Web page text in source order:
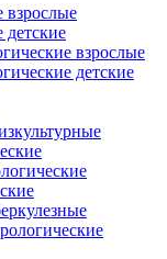
взрослые
взрослые
детские